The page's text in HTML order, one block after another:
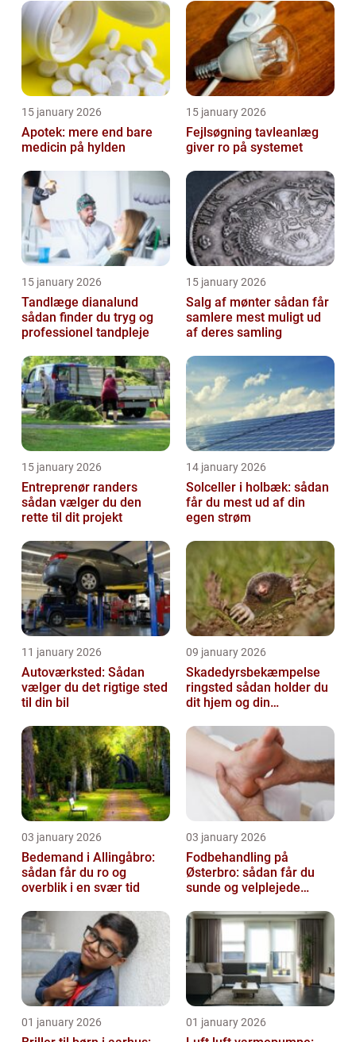
15 january 2026
Apotek: mere end bare
medicin på hylden
15 january 2026
Fejlsøgning tavleanlæg
giver ro på systemet
15 january 2026
Tandlæge dianalund
sådan finder du tryg og
professionel tandpleje
15 january 2026
Salg af mønter sådan får
samlere mest muligt ud
af deres samling
15 january 2026
Entreprenør randers
sådan vælger du den
rette til dit projekt
14 january 2026
Solceller i holbæk: sådan
får du mest ud af din
egen strøm
11 january 2026
Autoværksted: Sådan
vælger du det rigtige sted
til din bil
09 january 2026
Skadedyrsbekæmpelse
ringsted sådan holder du
dit hjem og din
gæster
03 january 2026
Bedemand i Allingåbro:
sådan får du ro og
overblik i en svær tid
03 january 2026
Fodbehandling på
Østerbro: sådan får du
sunde og velplejede
01 january 2026 01 january 2026